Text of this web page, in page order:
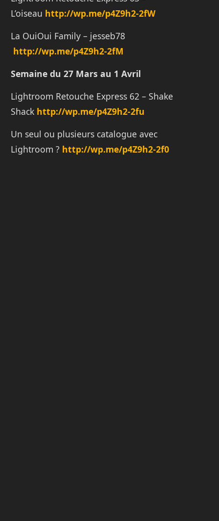
L’oiseau http://wp.me/p4Z9h2-2fW
La OuiOui Family – jesseb78
http://wp.me/p4Z9h2-2fM
Semaine du 27 Mars au 1 Avril
Lightroom Retouche Express 62 – Shake
Shack http://wp.me/p4Z9h2-2fu
Un seul ou plusieurs catalogue avec
Lightroom ? http://wp.me/p4Z9h2-2f0